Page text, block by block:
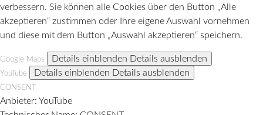
verbessern. Sie können alle Cookies über den Button „Alle
akzeptieren“ zustimmen oder Ihre eigene Auswahl vornehmen
und diese mit dem Button „Auswahl akzeptieren“ speichern.
Google Maps Details einblenden Details ausblenden
YouTube Details einblenden Details ausblenden
CONSENT
Anbieter: YouTube